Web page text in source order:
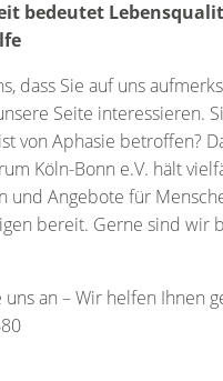
bedeutet
dass Sie auf uns
Seite interessieren.
von Aphasie betroffen?
Köln-Bonn e.V. hält
und Angebote für
bereit. Gerne sind wir
uns an – Wir helfen Ihnen